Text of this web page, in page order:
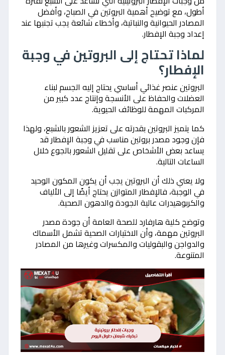
أطول، مع توضيح أهمية البروتين في الصباح، وأفضل
المصادر الحيوانية والنباتية، وأخطاء شائعة يجب تجنبها عند
إعداد وجبة الإفطار.
لماذا تحتاج إلى البروتين في وجبة
الإفطار؟
البروتين عنصر غذائي أساسي يحتاج إليه الجسم لبناء
العضلات والحفاظ على الأنسجة وإنتاج عدد كبير من
المركبات المهمة للوظائف الحيوية.
كما يتميز البروتين بقدرته على تعزيز الشعور بالشبع، ولهذا
فإن وجود مصدر بروتين مناسب في وجبة الإفطار قد
يساعد بعض الأشخاص على تقليل الشعور بالجوع خلال
الساعات التالية.
ولا يعني ذلك أن البروتين يجب أن يكون المكون الوحيد
في الوجبة، فالإفطار المتوازن يحتاج أيضًا إلى الألياف
والكربوهيدرات عالية الجودة والدهون الصحية.
وتوضح كلية هارفارد للصحة العامة أن جودة مصدر
البروتين مهمة، وأن الاختيارات الصحية تشمل الأسماك
والدواجن والبقوليات والمكسرات وغيرها من المصادر
المتنوعة.